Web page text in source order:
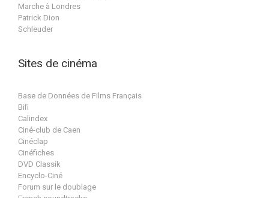
Marche à Londres
Patrick Dion
Schleuder
Sites de cinéma
Base de Données de Films Français
Bifi
Calindex
Ciné-club de Caen
Cinéclap
Cinéfiches
DVD Classik
Encyclo-Ciné
Forum sur le doublage